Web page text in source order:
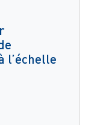
l’échelle